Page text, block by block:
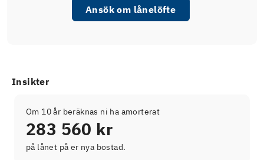
Ansök om lånelöfte
Insikter
Om 10 år beräknas ni ha amorterat
283 560 kr
på lånet på er nya bostad.